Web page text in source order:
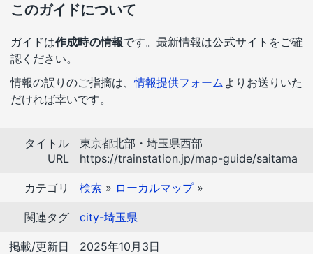
このガイドについて
ガイドは作成時の情報です。最新情報は公式サイトをご確
認ください。
情報の誤りのご指摘は、情報提供フォーム よりお送りいた
だければ幸いです。
タイトル
URL
東京都北部・埼玉県西部
https://trainstation.jp/map-guide/saitama
カテゴリ 検索 » ローカルマップ»
関連タグ city-埼玉県
掲載/更新日 2025年10月3日